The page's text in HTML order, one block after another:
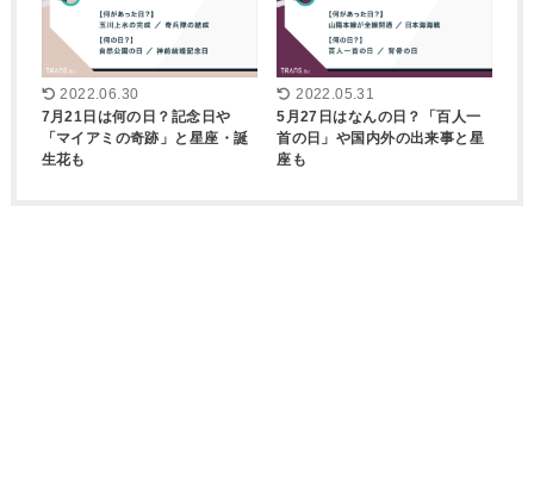
2022.06.30
7月21日は何の日？記念日や
「マイアミの奇跡」と星座・誕
生花も
2022.05.31
5月27日はなんの日？「百人一
首の日」や国内外の出来事と星
座も